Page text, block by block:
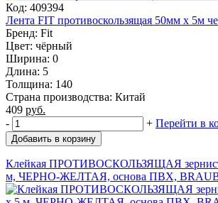
Код: 409394
Лента FIT противоскользящая 50мм х 5м
Бренд: Fit
Цвет: чёрный
Ширина: 0
Длина: 5
Толщина: 140
Страна производства: Китай
409 руб.
-
+ Перейти в
Добавить в корзину
Клейкая ПРОТИВОСКОЛЬЗЯЩАЯ
м, ЧЕРНО-ЖЕЛТАЯ, основа ПВХ,